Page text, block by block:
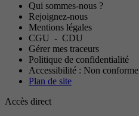
Qui sommes-nous ?
Rejoignez-nous
Mentions légales
CGU - CDU
Gérer mes traceurs
Politique de confidentialité
Accessibilité : Non conforme
Plan de site
Accès direct